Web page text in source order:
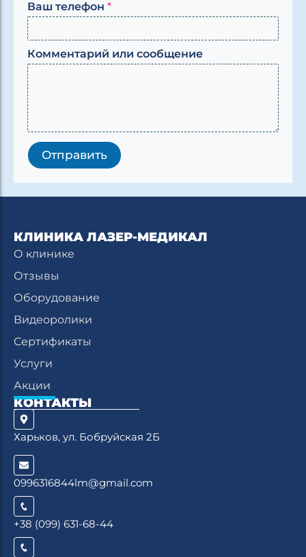
и
л
и
е
л
е
ф
о
н
е
л
Ваш телефон *
Комментарий или сообщение
Отправить
КЛИНИКА ЛАЗЕР-МЕДИКАЛ
О клинике
Отзывы
Оборудование
Видеоролики
Сертификаты
Услуги
Акции
КОНТАКТЫ
Харьков, ул. Бобруйская 2Б
0996316844lm@gmail.com
+38 (099) 631-68-44